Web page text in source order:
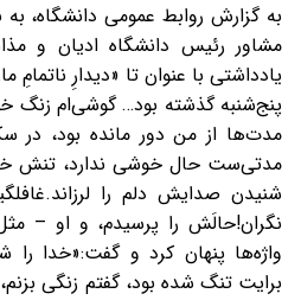
به گزارش روابط عمومی دانشگاه،
مشاور رئیس دانشگاه ادیان و
یادداشتی با عنوان تا «دیدارِ ناتمامِ
پنج‌شنبه گذشته بود… گوشی‌ام زنگ
مدت‌ها از من دور مانده بود، در
مدتی‌ست حال خوشی ندارد، تنش
شنیدن صدايش دلم را لرزاند.
نگران!حالَش را پرسیدم، و او –
واژه‌ها پنهان کرد و گفت:«خدا را
برایت تنگ شده بود، گفتم زنگی